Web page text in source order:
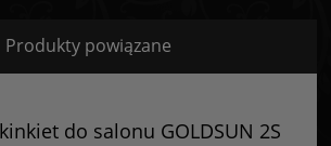
bezpieczeństwa
(zgodność z normami UE).
Produkty powiązane
do salonu GOLDSUN 2S